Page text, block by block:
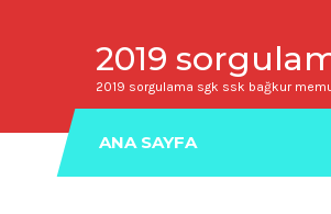
2019
2019 sorgulama sgk ssk bağkur
ANA SAYFA